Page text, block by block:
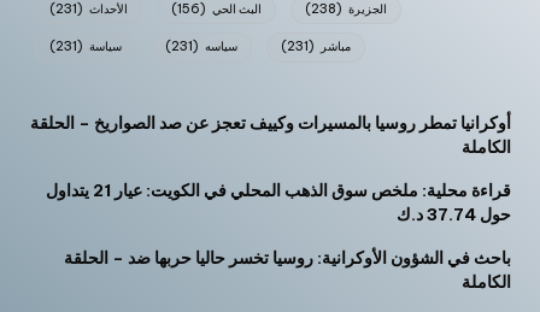
الأحداث (231) البث الحي (156) الجزيرة (238)
سياسة (231) سياسه (231) مباشر (231)
أوكرانيا تمطر روسيا بالمسيرات وكييف تعجز عن صد الصواريخ – الحلقة
الكاملة
قراءة محلية: ملخص سوق الذهب المحلي في الكويت: عيار 21 يتداول
حول 37.74 د.ك
باحث في الشؤون الأوكرانية: روسيا تخسر حاليا حربها ضد – الحلقة
الكاملة